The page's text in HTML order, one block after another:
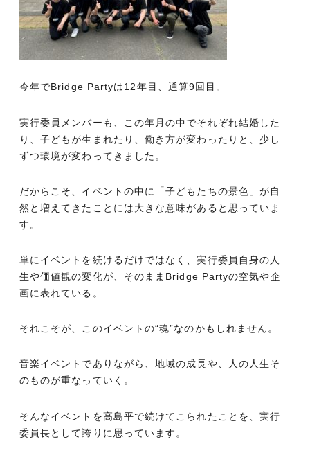
今年でBridge Partyは12年目、通算9回目。
実行委員メンバーも、この年月の中でそれぞれ結婚した
り、子どもが生まれたり、働き方が変わったりと、少し
ずつ環境が変わってきました。
だからこそ、イベントの中に「子どもたちの景色」が自
然と増えてきたことには大きな意味があると思っていま
す。
単にイベントを続けるだけではなく、実行委員自身の人
生や価値観の変化が、そのままBridge Partyの空気や企
画に表れている。
それこそが、このイベントの“魂”なのかもしれません。
音楽イベントでありながら、地域の成長や、人の人生そ
のものが重なっていく。
そんなイベントを高島平で続けてこられたことを、実行
委員長として誇りに思っています。